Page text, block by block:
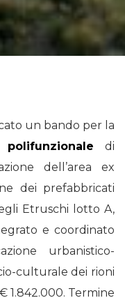
un bando per la
di
dell’area ex
dei prefabbricati
Etruschi lotto A,
e coordinato
urbanistico-
culturale dei rioni
1.842.000. Termine